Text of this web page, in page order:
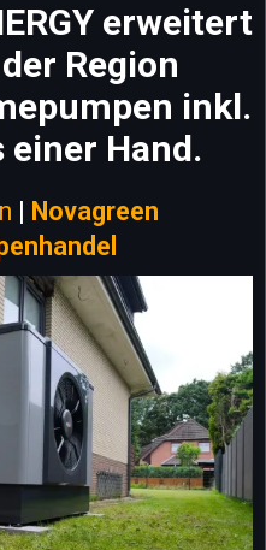
erweitert
Region
inkl.
einer Hand.
| Novagreen